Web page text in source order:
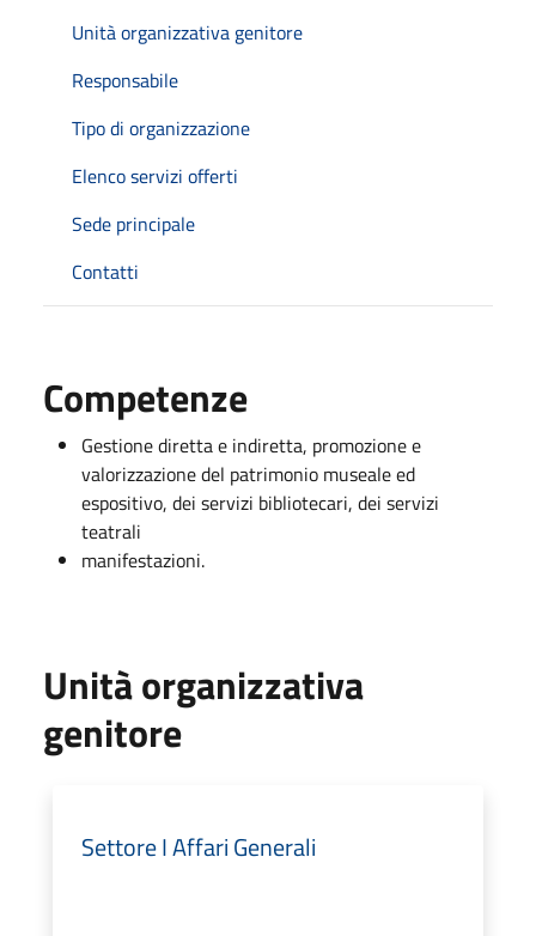
Unità organizzativa genitore
Responsabile
Tipo di organizzazione
Elenco servizi offerti
Sede principale
Contatti
Competenze
Gestione diretta e indiretta, promozione e
valorizzazione del patrimonio museale ed
espositivo, dei servizi bibliotecari, dei servizi
teatrali
manifestazioni.
Unità organizzativa
genitore
Settore I Affari Generali